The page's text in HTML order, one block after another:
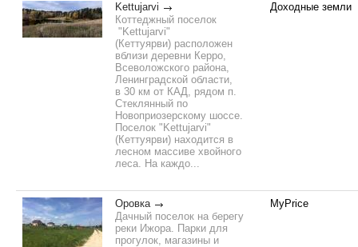
Kettujarvi
Коттеджный поселок
"Kettujarvi"
(Кеттуярви) расположен
вблизи деревни Керро,
Всеволожского района,
Ленинградской области,
в 30 км от КАД, рядом п.
Стеклянный по
Новоприозерскому шоссе.
Поселок "Kettujarvi"
(Кеттуярви) находится в
лесном массиве хвойного
леса. На каждо...
Доходные земли
Оровка
Дачный поселок на берегу
реки Ижора. Парки для
прогулок, магазины и
MyPrice